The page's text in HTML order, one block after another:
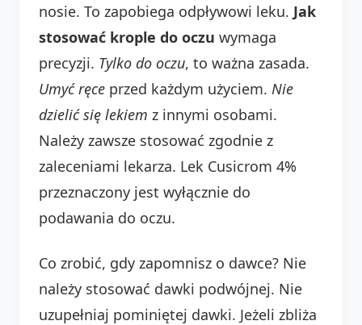
nosie. To zapobiega odpływowi leku. Jak
stosować krople do oczu wymaga
precyzji. Tylko do oczu, to ważna zasada.
Umyć ręce przed każdym użyciem. Nie
dzielić się lekiem z innymi osobami.
Należy zawsze stosować zgodnie z
zaleceniami lekarza. Lek Cusicrom 4%
przeznaczony jest wyłącznie do
podawania do oczu.
Co zrobić, gdy zapomnisz o dawce? Nie
należy stosować dawki podwójnej. Nie
uzupełniaj pominiętej dawki. Jeżeli zbliża